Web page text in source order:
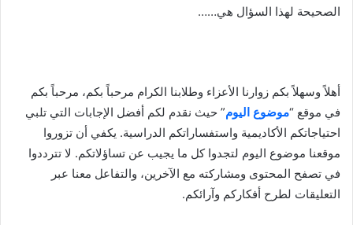
الصحيحة لهذا السؤال هي……
أهلاً وسهلاً بكم زوارنا الأعزاء وطلابنا الكرام مرحباً بكم، مرحباً بكم
في موقع “موضوع اليوم” حيث نقدم لكم أفضل الإجابات التي تلبي
احتياجاتكم الأكاديمية واستفساراتكم الدراسية. يكفي أن تزوروا
موقعنا موضوع اليوم لتجدوا كل ما يجيب عن تساؤلاتكم. لا تترددوا
في تصفح المحتوى ومشاركته مع الآخرين، والتفاعل معنا عبر
التعليقات لطرح أفكاركم وآرائكم.